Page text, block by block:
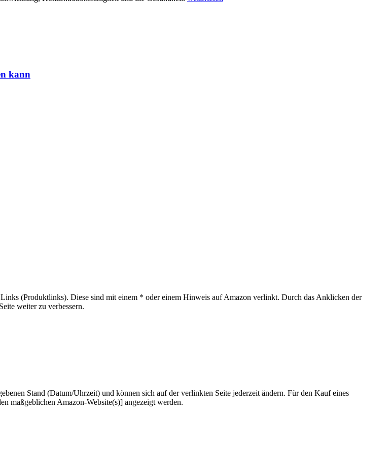
kann
(Produktlinks). Diese sind mit einem * oder einem Hinweis auf Amazon verlinkt. Durch das Anklicken der
weiter zu verbessern.
Stand (Datum/Uhrzeit) und können sich auf der verlinkten Seite jederzeit ändern. Für den Kauf eines
maßgeblichen Amazon-Website(s)] angezeigt werden.